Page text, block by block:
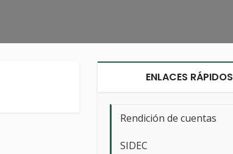
ENLACES RÁPIDOS
Rendición de cuentas
SIDEC